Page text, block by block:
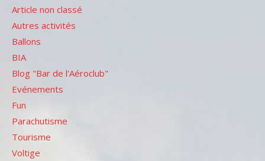
Article non classé
Autres activités
Ballons
BIA
Blog "Bar de l'Aéroclub"
Evénements
Fun
Parachutisme
Tourisme
Voltige